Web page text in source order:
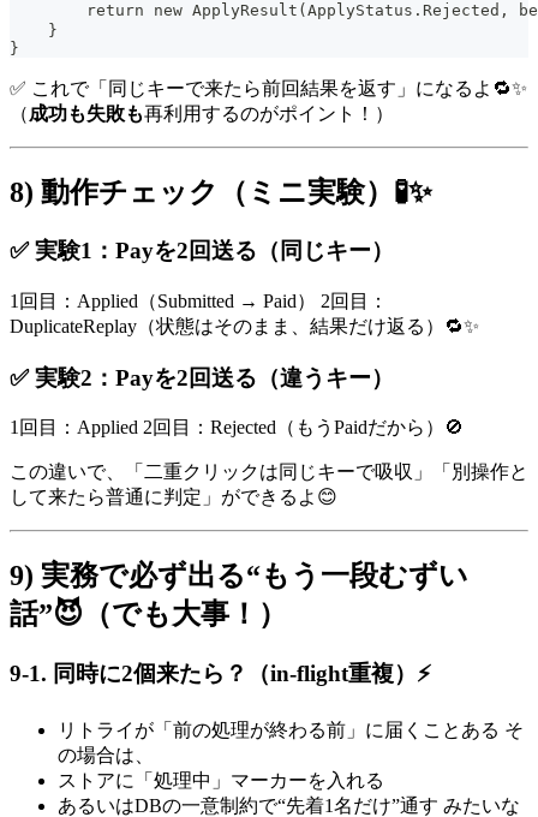
return new ApplyResult(ApplyStatus.Rejected,
    }
}
✅ これで「同じキーで来たら前回結果を返す」になるよ🔁✨
（成功も失敗も再利用するのがポイント！）
8) 動作チェック（ミニ実験）🧪✨
✅ 実験1：Payを2回送る（同じキー）
1回目：Applied（Submitted → Paid） 2回目：
DuplicateReplay（状態はそのまま、結果だけ返る）🔁✨
✅ 実験2：Payを2回送る（違うキー）
1回目：Applied 2回目：Rejected（もうPaidだから）🚫
この違いで、「二重クリックは同じキーで吸収」「別操作と
して来たら普通に判定」ができるよ😊
9) 実務で必ず出る“もう一段むずい
話”😈（でも大事！）
9-1. 同時に2個来たら？（in-flight重複）⚡
リトライが「前の処理が終わる前」に届くことある そ
の場合は、
ストアに「処理中」マーカーを入れる
あるいはDBの一意制約で“先着1名だけ”通す みたいな